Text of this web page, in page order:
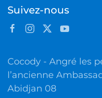
Suivez-nous
Cocody - Angré les
l’ancienne
Abidjan 08